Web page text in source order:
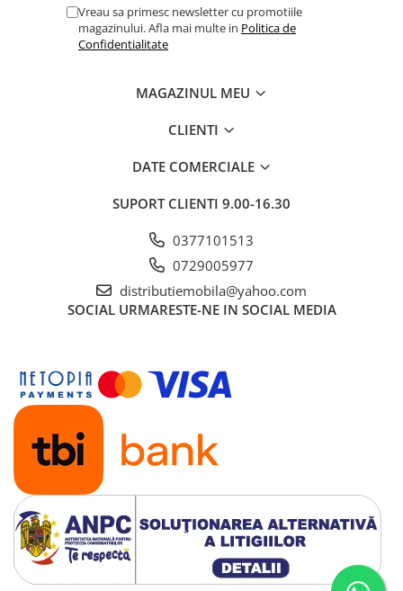
Vreau sa primesc newsletter cu promotiile
magazinului. Afla mai multe in Politica de
Confidentialitate
MAGAZINUL MEU
CLIENTI
DATE COMERCIALE
SUPORT CLIENTI 9.00-16.30
0377101513
0729005977
distributiemobila@yahoo.com
SOCIAL URMARESTE-NE IN SOCIAL MEDIA